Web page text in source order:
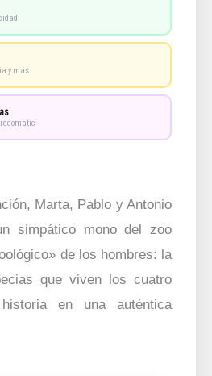
y más
Marta, Pablo y Antonio
simpático mono del zoo
de los hombres: la
que viven los cuatro
en una auténtica